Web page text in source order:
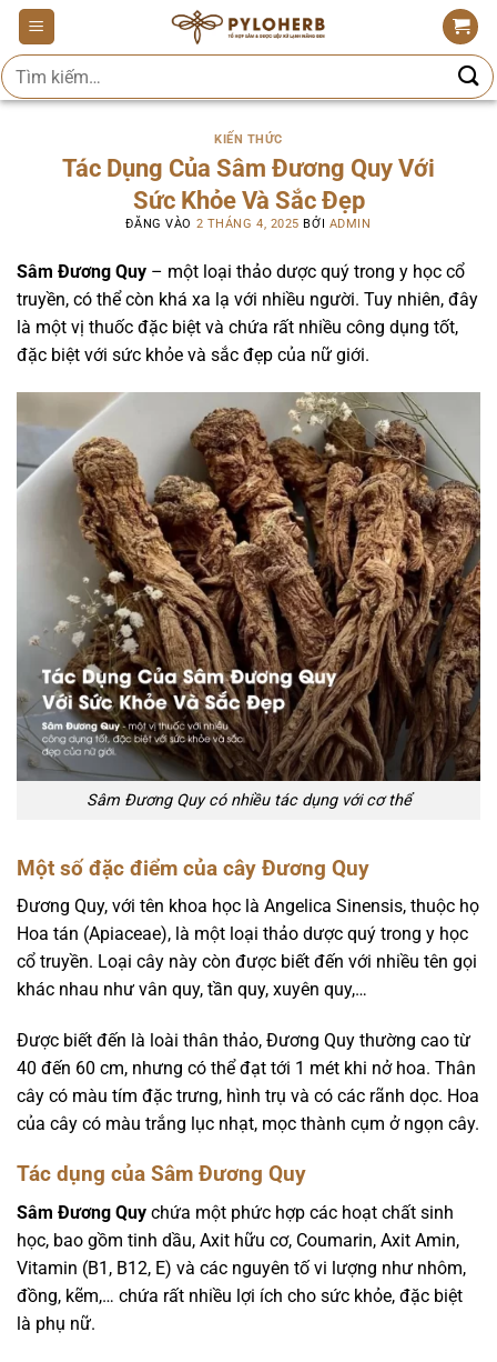
Bỏ
qua
nội
dung
Tìm
kiếm:
KIẾN THỨC
Tác Dụng Của Sâm Đương Quy Với
Sức Khỏe Và Sắc Đẹp
ĐĂNG VÀO 2 THÁNG 4, 2025 BỞI ADMIN
Sâm Đương Quy – một loại thảo dược quý trong y học cổ
truyền, có thể còn khá xa lạ với nhiều người. Tuy nhiên, đây
là một vị thuốc đặc biệt và chứa rất nhiều công dụng tốt,
đặc biệt với sức khỏe và sắc đẹp của nữ giới.
Sâm Đương Quy có nhiều tác dụng với cơ thể
Một số đặc điểm của cây Đương Quy
Đương Quy, với tên khoa học là Angelica Sinensis, thuộc họ
Hoa tán (Apiaceae), là một loại thảo dược quý trong y học
cổ truyền. Loại cây này còn được biết đến với nhiều tên gọi
khác nhau như vân quy, tần quy, xuyên quy,…
Được biết đến là loài thân thảo, Đương Quy thường cao từ
40 đến 60 cm, nhưng có thể đạt tới 1 mét khi nở hoa. Thân
cây có màu tím đặc trưng, hình trụ và có các rãnh dọc. Hoa
của cây có màu trắng lục nhạt, mọc thành cụm ở ngọn cây.
Tác dụng của Sâm Đương Quy
Sâm Đương Quy chứa một phức hợp các hoạt chất sinh
học, bao gồm tinh dầu, Axit hữu cơ, Coumarin, Axit Amin,
Vitamin (B1, B12, E) và các nguyên tố vi lượng như nhôm,
đồng, kẽm,… chứa rất nhiều lợi ích cho sức khỏe, đặc biệt
là phụ nữ.